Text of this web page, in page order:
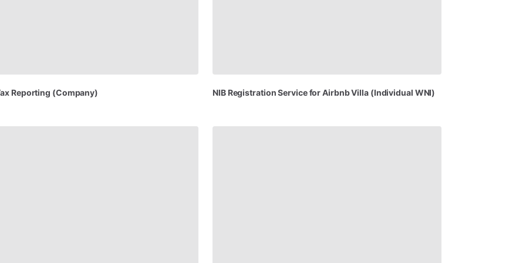
Reporting (Company) NIB RegistrationServiceforAirbnbVilla (Individual WNI)